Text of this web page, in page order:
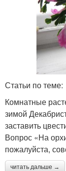
Статьи по теме:
Комнатные
зимой
заставить
Вопрос «На
пожалуйста,
читать дальше →